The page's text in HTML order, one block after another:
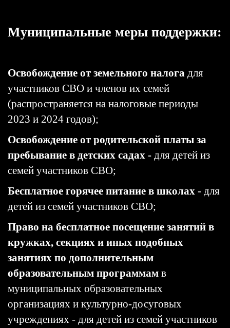
Муниципальные меры поддержки:
Освобождение от земельного налога для
участников СВО и членов их семей
(распространяется на налоговые периоды
2023 и 2024 годов);
Освобождение от родительской платы за
пребывание в детских садах - для детей из
семей участников СВО;
Бесплатное горячее питание в школах - для
детей из семей участников СВО;
Право на бесплатное посещение занятий в
кружках, секциях и иных подобных
занятиях по дополнительным
образовательным программам в
муниципальных образовательных
организациях и культурно-досуговых
учреждениях - для детей из семей участников